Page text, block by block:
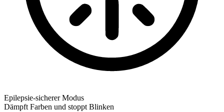
Epilepsie-sicherer Modus
Dämpft Farben und stoppt Blinken